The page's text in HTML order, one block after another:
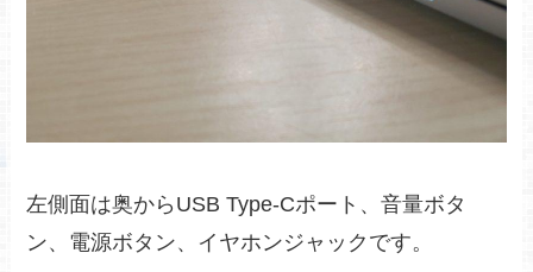
左側面は奥からUSB Type-Cポート、音量ボタ
ン、電源ボタン、イヤホンジャックです。